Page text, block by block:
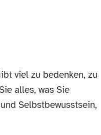
viel zu bedenken, zu
alles, was Sie
Selbstbewusstsein,